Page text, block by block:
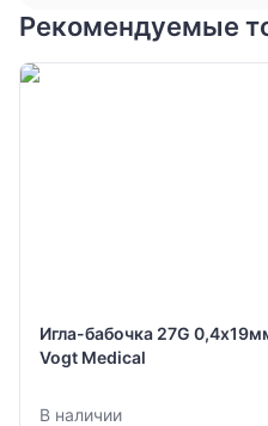
Рекомендуемые
Игла-бабочка 27G
Vogt Medical
В наличии